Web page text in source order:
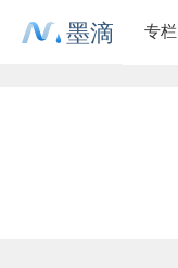
墨滴 专栏